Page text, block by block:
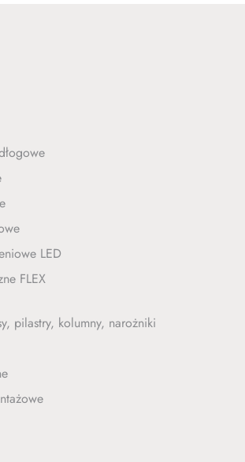
LED
FLEX
pilastry, kolumny, narożniki